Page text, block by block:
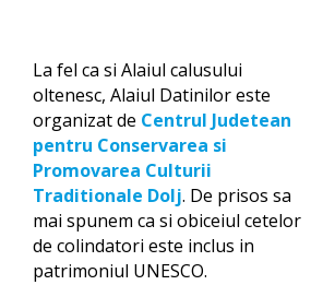
La fel ca si Alaiul calusului
oltenesc, Alaiul Datinilor este
organizat de Centrul Judetean
pentru Conservarea si
Promovarea Culturii
Traditionale Dolj. De prisos sa
mai spunem ca si obiceiul cetelor
de colindatori este inclus in
patrimoniul UNESCO.